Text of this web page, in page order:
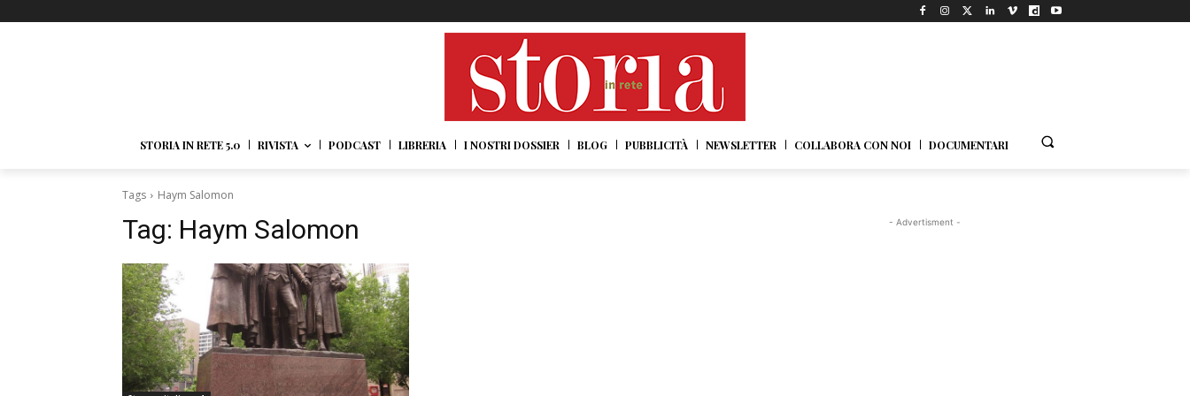
STORIA IN RETE 5.0 RIVISTA PODCAST LIBRERIA I NOSTRI DOSSIER BLOG PUBBLICITÀ NEWSLETTER COLLABORA CON NOI DOCUMENTARI
Tags Haym Salomon
Tag: Haym Salomon - Advertisment -